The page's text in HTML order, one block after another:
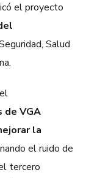
el proyecto
Salud
de VGA
la
el ruido de
tercero